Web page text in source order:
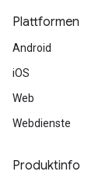
Plattformen
Android
iOS
Web
Webdienste
Produktinfo